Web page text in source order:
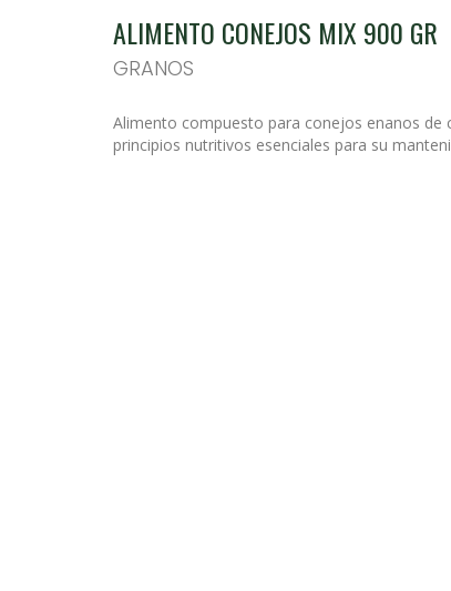
ALIMENTO CONEJOS MIX 900 GR
GRANOS
Alimento compuesto para conejos enanos de
principios nutritivos esenciales para su